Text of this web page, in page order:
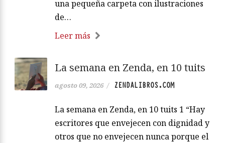
una pequeña carpeta con ilustraciones
de…
Leer más
La semana en Zenda, en 10 tuits
agosto 09, 2026 / ZENDALIBROS.COM
La semana en Zenda, en 10 tuits 1 “Hay
escritores que envejecen con dignidad y
otros que no envejecen nunca porque el